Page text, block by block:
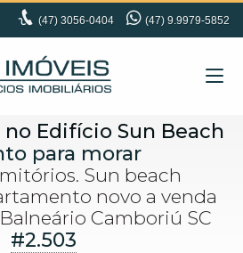
(47) 3056-0404 (47) 9.9979-5852
Edifício Sun Beach
para morar
Sun beach
novo a venda
Camboriú SC
#2.503